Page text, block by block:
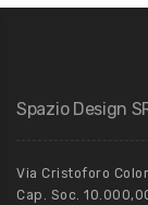
Spazio Design
Via Cristoforo
Cap. Soc.